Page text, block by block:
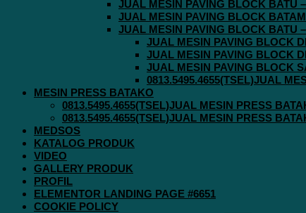
JUAL MESIN PAVING BLOCK BATU
JUAL MESIN PAVING BLOCK
JUAL MESIN PAVING BLOCK BATU
JUAL MESIN PAVING BLOCK
JUAL MESIN PAVING BLOCK
JUAL MESIN PAVING BLOCK
0813.5495.4655(TSEL)JUAL
MESIN PRESS BATAKO
0813.5495.4655(TSEL)JUAL MESIN PRESS
0813.5495.4655(TSEL)JUAL MESIN PRESS
MEDSOS
KATALOG PRODUK
VIDEO
GALLERY PRODUK
PROFIL
ELEMENTOR LANDING PAGE #6651
COOKIE POLICY